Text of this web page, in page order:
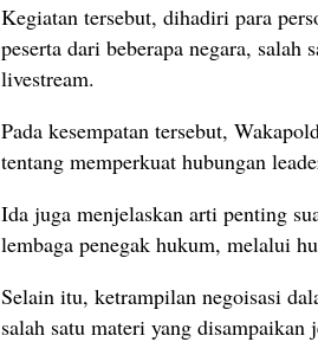
Kegiatan tersebut, dihadiri para
peserta dari beberapa negara,
livestream.
Pada kesempatan tersebut,
tentang memperkuat hubungan
Ida juga menjelaskan arti penting
lembaga penegak hukum, melalui
Selain itu, ketrampilan negoisasi
salah satu materi yang disampaikan